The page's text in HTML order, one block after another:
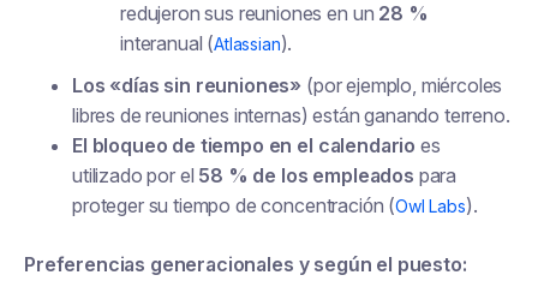
redujeron sus reuniones en un 28 %
interanual (Atlassian).
Los «días sin reuniones» (por ejemplo, miércoles
libres de reuniones internas) están ganando terreno.
El bloqueo de tiempo en el calendario es
utilizado por el 58 % de los empleados para
proteger su tiempo de concentración (Owl Labs).
Preferencias generacionales y según el puesto: